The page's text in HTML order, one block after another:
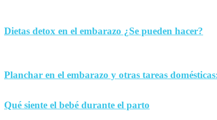
Dietas detox en el embarazo ¿Se pueden hacer?
Planchar en el embarazo y otras tareas
Qué siente el bebé durante el parto